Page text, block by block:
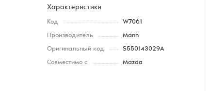
Характеристики
Код W7061
Производитель Mann
Оригинальный код S550143029A
Совместимо с Mazda